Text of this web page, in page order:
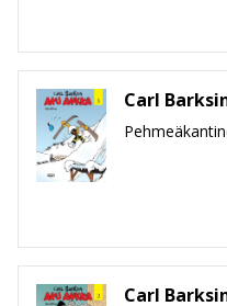
Carl
Carl